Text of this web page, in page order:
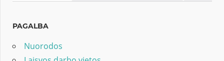
PAGALBA
Nuorodos